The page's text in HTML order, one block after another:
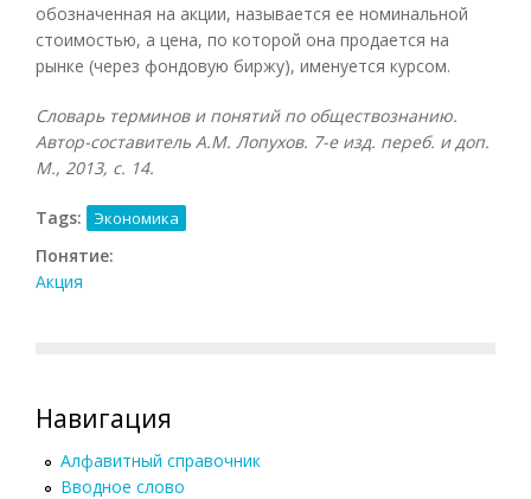
обозначенная на акции, называется ее номинальной
стоимостью, а цена, по которой она продается на
рынке (через фондовую биржу), именуется курсом.
Словарь терминов и понятий по обществознанию.
Автор-составитель А.М. Лопухов. 7-е изд. переб. и доп.
М., 2013, с. 14.
Tags: Экономика
Понятие:
Акция
Навигация
Алфавитный справочник
Вводное слово